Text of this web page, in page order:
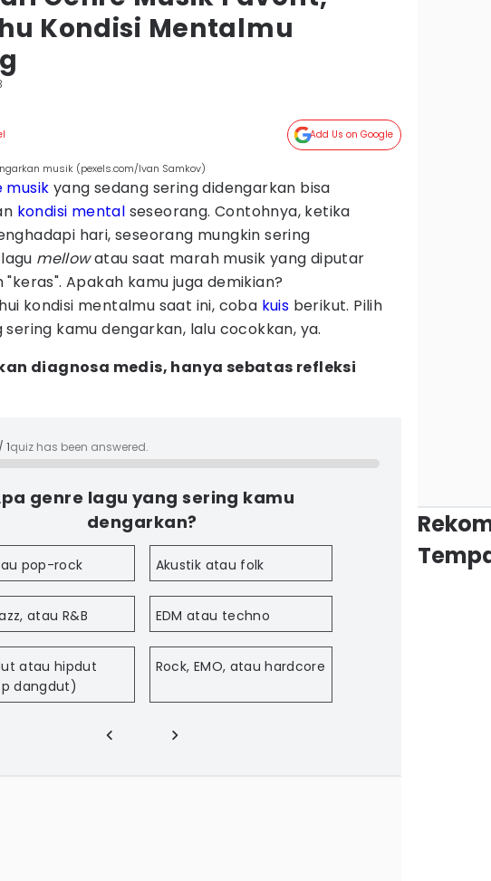
Kondisi Mentalmu
Add Us on Google
musik (pexels.com/Ivan Samkov)
musik yang sedang sering didengarkan bisa
kondisi mental seseorang. Contohnya, ketika
hari, seseorang mungkin sering
mellowatau saat marah musik yang diputar
Apakah kamu juga demikian?
kondisi mentalmu saat ini, coba kuis berikut. Pilih
kamu dengarkan, lalu cocokkan, ya.
diagnosa medis, hanya sebatas refleksi
/ 1quiz has been answered.
genre lagu yang sering kamu
dengarkan?
pop-rock Akustik atau folk
atau R&B EDM atau techno
atau hipdut
dangdut)
Rock, EMO, atau hardcore